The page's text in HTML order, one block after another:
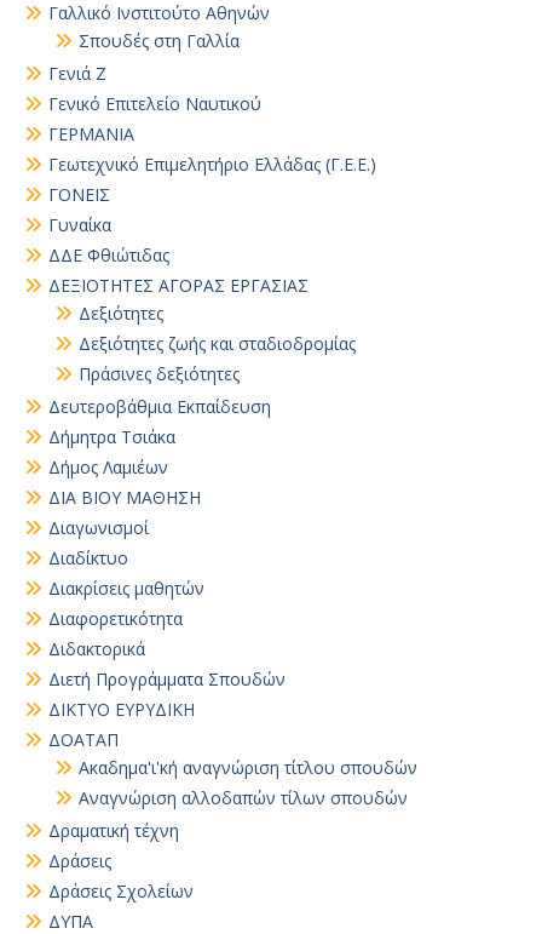
Γαλλικό Ινστιτούτο Αθηνών
Σπουδές στη Γαλλία
Γενιά Ζ
Γενικό Επιτελείο Ναυτικού
ΓΕΡΜΑΝΙΑ
Γεωτεχνικό Επιμελητήριο Ελλάδας (Γ.Ε.Ε.)
ΓΟΝΕΙΣ
Γυναίκα
ΔΔΕ Φθιώτιδας
ΔΕΞΙΟΤΗΤΕΣ ΑΓΟΡΑΣ ΕΡΓΑΣΙΑΣ
Δεξιότητες
Δεξιότητες ζωής και σταδιοδρομίας
Πράσινες δεξιότητες
Δευτεροβάθμια Εκπαίδευση
Δήμητρα Τσιάκα
Δήμος Λαμιέων
ΔΙΑ ΒΙΟΥ ΜΑΘΗΣΗ
Διαγωνισμοί
Διαδίκτυο
Διακρίσεις μαθητών
Διαφορετικότητα
Διδακτορικά
Διετή Προγράμματα Σπουδών
ΔΙΚΤΥΟ ΕΥΡΥΔΙΚΗ
ΔΟΑΤΑΠ
Ακαδημα'ι'κή αναγνώριση τίτλου σπουδών
Αναγνώριση αλλοδαπών τίλων σπουδών
Δραματική τέχνη
Δράσεις
Δράσεις Σχολείων
ΔΥΠΑ